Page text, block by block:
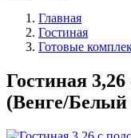
Главная
Гостиная
Готовые
Гостиная
(Венге/Белый